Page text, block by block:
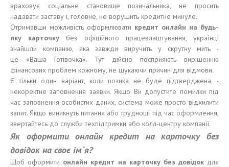
враховує соціальне становище позичальника, не просить
надавати заставу і, головне, не ворушить кредитне минуле.
Отримавши можливість оформлювати кредит онлайн на будь-
яку карточку без офіційного працевлаштування, українці
знайшли компанію, яка завжди виручить у скрутну мить -
це «Ваша Готівочка». Тут дійсно посприяють вирішенню
фінансових проблем кожному, не шукаючи причин для відмови.
Є тільки один варіант, коли позика не буде підтверджена, -
некоректне заповнення заявки. Якщо Ви допустите помилки під
час заповнення особистих даних, система може просто відхилити
запит. Якщо виникнуть питання або труднощі під час оформлення,
звертайтесь до служби техпідтримки або колл-центру компанії.
Як оформитионлайн кредит на карточку без
довідок на своє ім`я?
Щоб оформити онлайн кредит на карточку без довідокдля